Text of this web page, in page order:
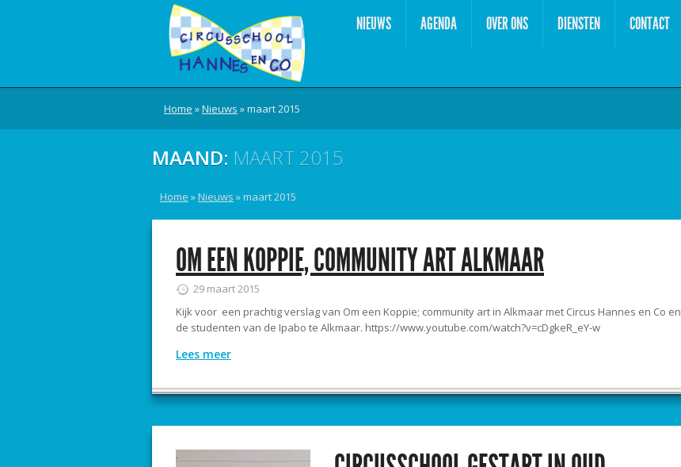
NIEUWS AGENDA OVER ONS DIENSTEN CONTACT
Home »Nieuws »maart 2015
MAAND: MAART 2015
Home »Nieuws »maart 2015
OM EEN KOPPIE, COMMUNITY ART ALKMAAR
29 maart 2015
Kijk voor een prachtig verslag van Om een Koppie; community art in Alkmaar met Circus Hannes en Co en
de studenten van de Ipabo te Alkmaar. https://www.youtube.com/watch?v=cDgkeR_eY-w
Lees meer